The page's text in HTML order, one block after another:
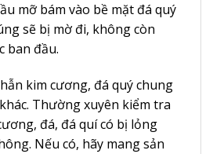
mỡ bám vào bề mặt đá quý
sẽ bị mờ đi, không còn
ban đầu.
kim cương, đá quý chung
Thường xuyên kiểm tra
đá, đá quí có bị lỏng
Nếu có, hãy mang sản